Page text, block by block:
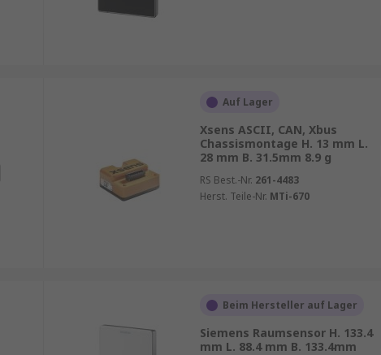
Auf Lager
Xsens ASCII, CAN, Xbus
Chassismontage H. 13 mm L.
28 mm B. 31.5mm 8.9 g
RS Best.-Nr. 261-4483
Herst. Teile-Nr. MTi-670
Beim Hersteller auf Lager
Siemens Raumsensor H. 133.4
mm L. 88.4 mm B. 133.4mm